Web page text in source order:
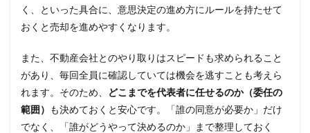
く、といった具合に、意思決定の進め方にルールを持たせて
おくと売却を進めやすくなります。
また、不動産会社とのやり取りはスピードも求められること
があり、毎回全員に確認していては機会を逃すことも考えら
れます。そのため、
どこまでを代表者に任せるのか（委任の
範囲） も決めておくと安心です。「誰の同意が必要か」だけ
でなく、「誰がどうやって決めるのか」まで整理しておく